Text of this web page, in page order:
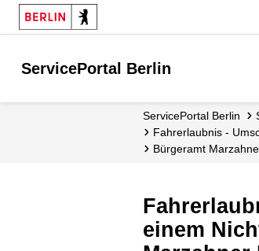
ServicePortal Berlin
ServicePortal Berlin
Fahrerlaubnis -
Bürgeramt
einem